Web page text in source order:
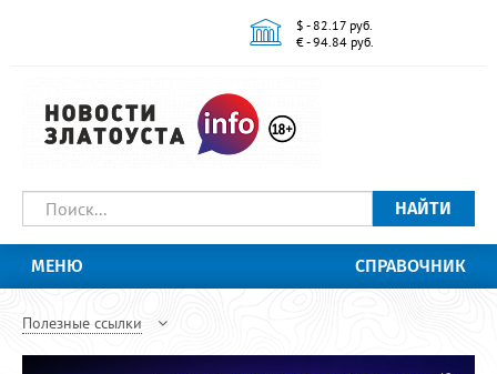
$ - 82.17 руб.
€ - 94.84 руб.
НАЙТИ
МЕНЮ СПРАВОЧНИК
Полезные ссылки